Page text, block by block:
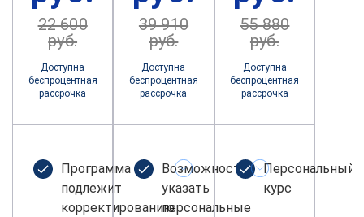
22 600
руб.
Доступна
беспроцентная
рассрочка
Программа не
подлежит
корректированию
39 910
руб.
Доступна
беспроцентная
рассрочка
Возможность
указать
персональные
55 880
руб.
Доступна
беспроцентная
рассрочка
Персональный
курс